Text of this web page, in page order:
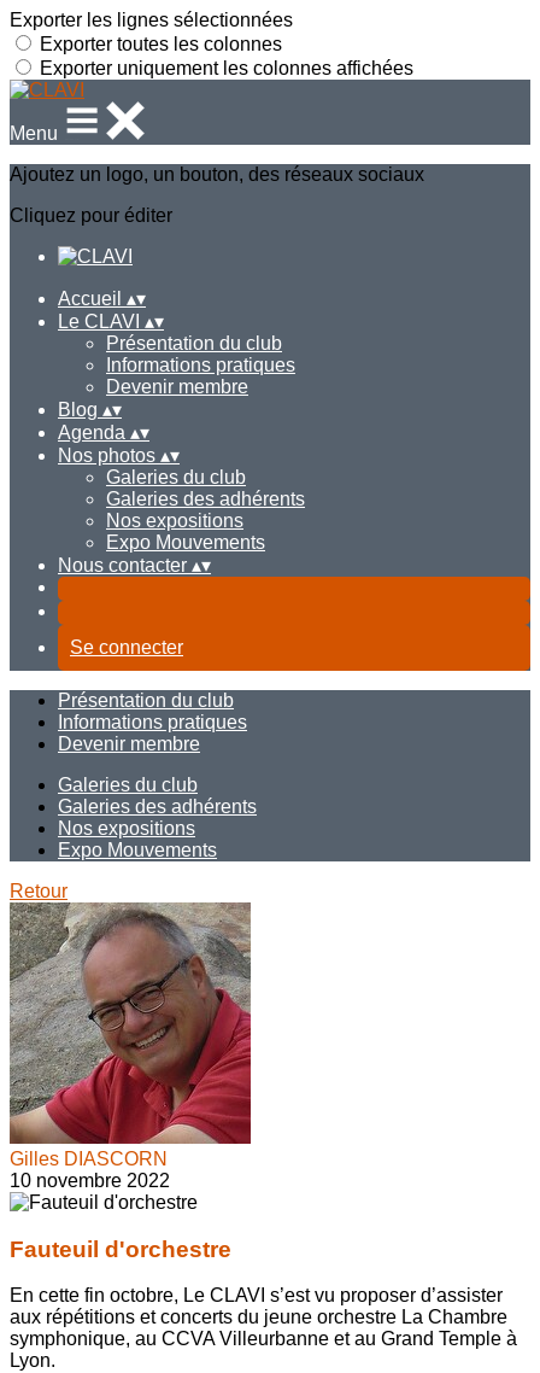
Exporter les lignes sélectionnées
Exporter toutes les colonnes
Exporter uniquement les colonnes affichées
Menu
Ajoutez un logo, un bouton, des réseaux sociaux
Cliquez pour éditer
Accueil ▴▾
Le CLAVI ▴▾
Présentation du club
Informations pratiques
Devenir membre
Blog ▴▾
Agenda ▴▾
Nos photos ▴▾
Galeries du club
Galeries des adhérents
Nos expositions
Expo Mouvements
Nous contacter ▴▾
Se connecter
Présentation du club
Informations pratiques
Devenir membre
Galeries du club
Galeries des adhérents
Nos expositions
Expo Mouvements
Retour
Gilles DIASCORN
10 novembre 2022
Fauteuil d'orchestre
En cette fin octobre, Le CLAVI s’est vu proposer d’assister
aux répétitions et concerts du jeune orchestre La Chambre
symphonique, au CCVA Villeurbanne et au Grand Temple à
Lyon.